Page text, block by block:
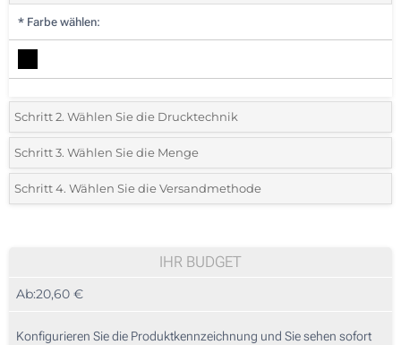
* Farbe wählen:
Schritt 2. Wählen Sie die Drucktechnik
*Wählen Sie die Druck- und Farbtechniken für Ihr Logo:
1 Farbig (Auf einer Seite)
3 Farbig (Auf einer Seite)
Schritt 3. Wählen Sie die Menge
*Bitte wählen Sie Ihre gewünschte Menge
10
Schritt 4. Wählen Sie die Versandmethode
IHR BUDGET
Ab:20,60 €
Konfigurieren Sie die Produktkennzeichnung und Sie sehen sofort